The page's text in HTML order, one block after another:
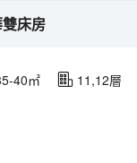
床房
40㎡ 11,12層